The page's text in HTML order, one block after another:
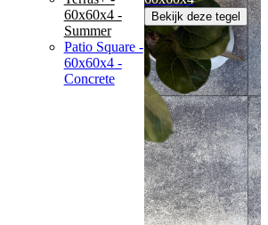
60x60x4 -
Summer
Patio Square -
60x60x4 -
Concrete
Bekijk deze tegel